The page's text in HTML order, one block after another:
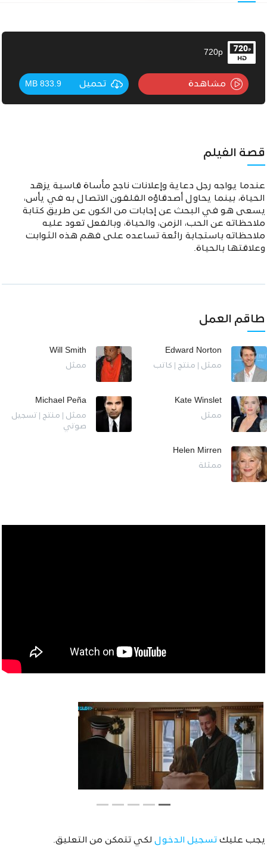
720p
مشاهدة تحميل 833.9 MB
قصة الفيلم
عندما يواجه رجل دعاية وإعلانات ناجح مأساة قاسية يزهد
الحياة، بينما يحاول أصدقاؤه القلقون الاتصال به في يأس،
يسعى هو في البحث عن إجابات من الكون عن طريق كتابة
ملاحظاته عن الحب، الزمن، والحياة، وبالفعل تعود عليه
ملاحظاته باستجابة رائعة تساعده على فهم هذه الثوابت
وعلاقتها بالحياة.
طاقم العمل
Edward Norton
ممثل | منتج | كاتب
Will Smith
ممثل
Kate Winslet
ممثل
Michael Peña
ممثل | منتج | تسجيل
صوتي
Helen Mirren
ممثلة
يجب عليك تسجيل الدخول لكي تتمكن من التعليق.